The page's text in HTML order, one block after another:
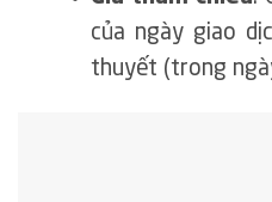
của ngày giao
thuyết (trong